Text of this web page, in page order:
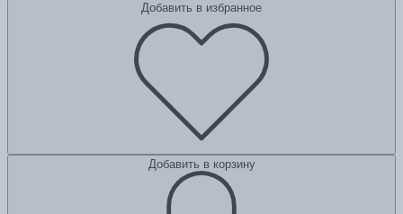
Добавить в избранное
Добавить в корзину